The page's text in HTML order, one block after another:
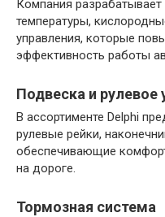
Компания разрабатывает
температуры,
управления, которые
эффективность работы
Подвеска и рулевое
В ассортименте Delphi
рулевые рейки,
обеспечивающие
на дороге.
Тормозная система